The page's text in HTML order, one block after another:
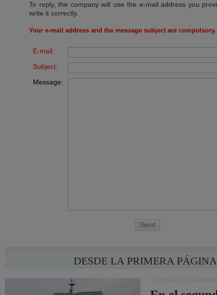
To reply, the company will use the e-mail address you
write it correctly.
Your e-mail address and the message subject are compulsory.
E-mail:
Subject:
Message:
Send
DESDE LA PRIMERA PÁGINA